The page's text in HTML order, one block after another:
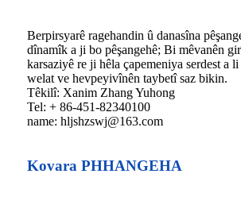
Berpirsyarê ragehandin û danasîna
dînamîk a ji bo pêşangehê; Bi mêvanên
karsaziyê re ji hêla çapemeniya serdest a
welat ve hevpeyivînên taybetî saz bikin.
Têkilî: Xanim Zhang Yuhong
Tel: + 86-451-82340100
name: hljshzswj@163.com
Kovara PHHANGEHA